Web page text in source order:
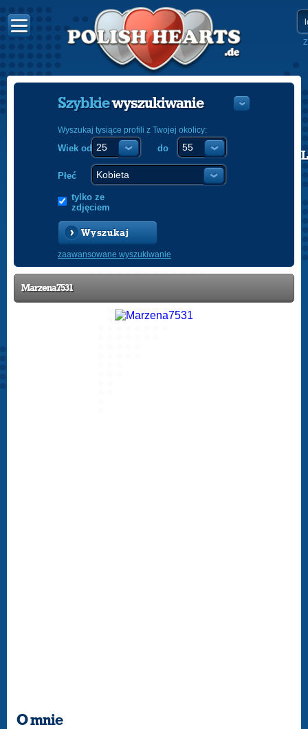
POLISH
Szybkiewyszukiwanie
Wyszukaj tysiące profili z Twojej okolicy:
Wiek od do
Płeć
tylko ze
zdjęciem
Wyszukaj
zaawansowane wyszukiwanie
Marzena7531
O mnie